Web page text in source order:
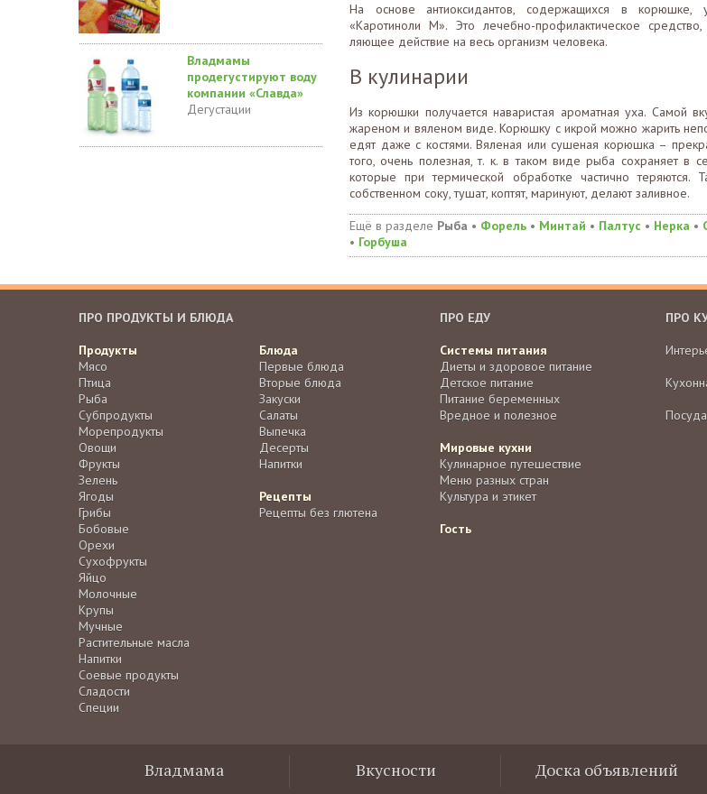
Владмамы
продегустируют воду
компании «Славда»
Дегустации
На основе антиоксидантов, содержащихся в корюшке,
«Каротиноли М». Это лечебно-профилактическое
ляющее действие на весь организм человека.
В кулинарии
Из корюшки получается наваристая ароматная уха. Самой
жареном и вяленом виде. Корюшку с икрой можно жарить
едят даже с костями. Вяленая или сушеная корюшка –
того, очень полезная, т. к. в таком виде рыба сохраняет в
которые при термической обработке частично теряются.
собственном соку, тушат, коптят, маринуют, делают заливное.
Ещё в разделе Рыба • Форель • Минтай • Палтус • Нерка •
• Горбуша
ПРО ПРОДУКТЫ И БЛЮДА
Продукты
Мясо
Птица
Рыба
Субпродукты
Морепродукты
Овощи
Фрукты
Зелень
Ягоды
Грибы
Бобовые
Орехи
Сухофрукты
Яйцо
Молочные
Крупы
Мучные
Растительные масла
Напитки
Соевые продукты
Сладости
Специи
Блюда
Первые блюда
Вторые блюда
Закуски
Салаты
Выпечка
Десерты
Напитки
Рецепты
Рецепты без глютена
ПРО ЕДУ
Системы питания
Диеты и здоровое питание
Детское питание
Питание беременных
Вредное и полезное
Мировые кухни
Кулинарное путешествие
Меню разных стран
Культура и этикет
Гость
ПРО
Владмама Вкусности Доска объявлений